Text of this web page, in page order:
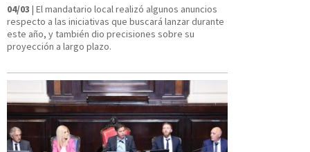
04/03 | El mandatario local realizó algunos anuncios
respecto a las iniciativas que buscará lanzar durante
este año, y también dio precisiones sobre su
proyección a largo plazo.